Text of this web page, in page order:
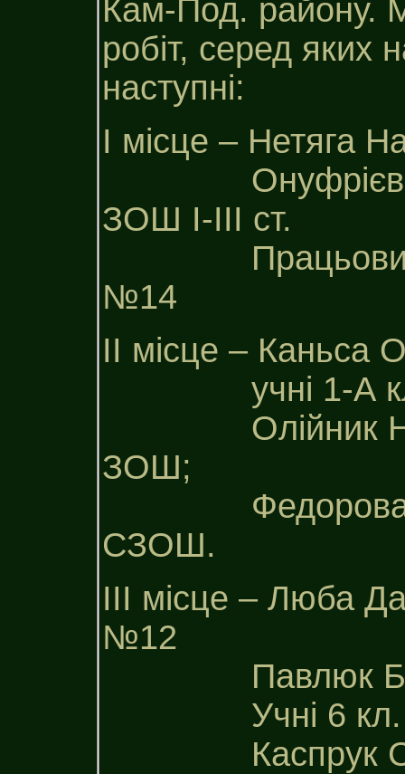
Кам-Под. району.
робіт, серед яких
наступні:
І місце – Нетяга
Онуфрієв
ЗОШ І-ІІІ ст.
Працьовита
№14
ІІ місце –
учні 1-А
Олійник
ЗОШ;
Федорова
СЗОШ.
ІІІ місце – Люба
№12
Павлюк
Учні 6 кл.
Каспрук